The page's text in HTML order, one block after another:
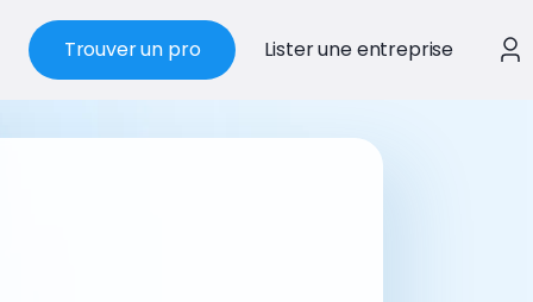
Trouver un pro Lister une entreprise